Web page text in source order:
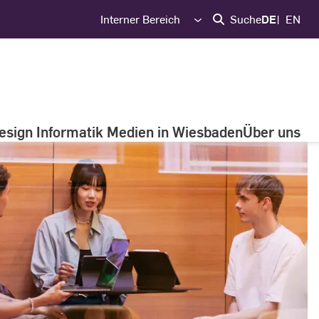
Interner Bereich SucheDE EN
Informatik Medien in WiesbadenÜber uns